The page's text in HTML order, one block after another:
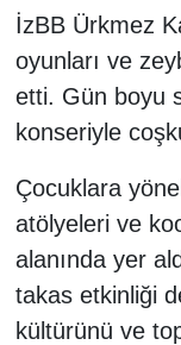
İzBB Ürkmez
oyunları ve
etti. Gün boyu
konseriyle
Çocuklara
atölyeleri ve
alanında yer
takas etkinliği
kültürünü ve